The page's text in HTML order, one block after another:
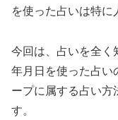
を使った占いは特に
今回は、占いを全く
年月日を使った占い
ープに属する占い方
す。